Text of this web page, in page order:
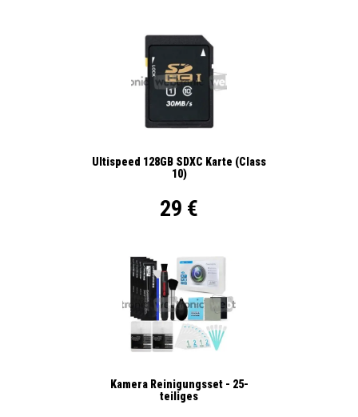
Ultispeed 128GB SDXC Karte (Class
10)
29 €
Kamera Reinigungsset - 25-
teiliges